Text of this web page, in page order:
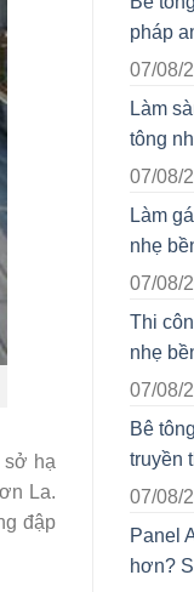
sở hạ
La.
đập
pháp
07/08/
Làm
tông
07/08/
Làm
nhẹ
07/08/
Thi
nhẹ
07/08/
Bê
truyền
07/08/
Panel
hơn?